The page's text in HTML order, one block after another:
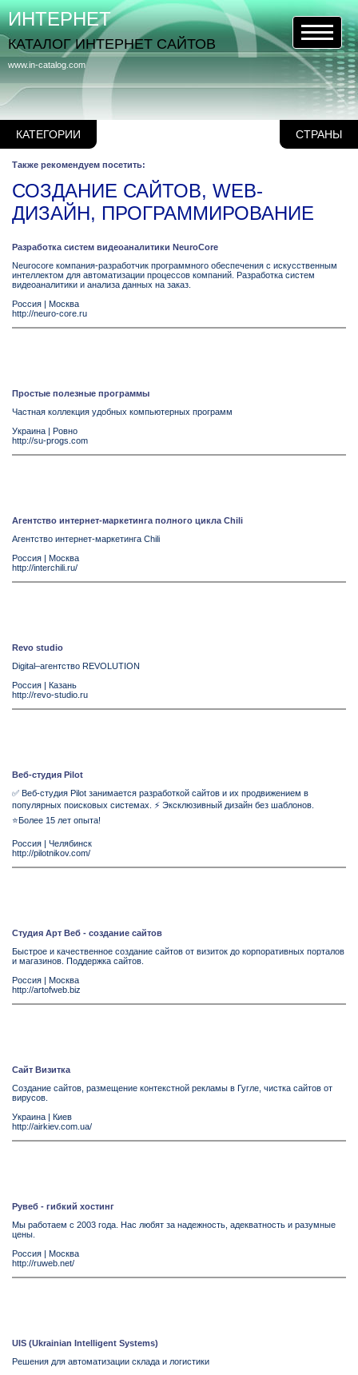
КАТЕГОРИИ СТРАНЫ
www.in-catalog.com
ИНТЕРНЕТ
КАТАЛОГ ИНТЕРНЕТ САЙТОВ
Также рекомендуем посетить:
СОЗДАНИЕ САЙТОВ, WEB-
ДИЗАЙН, ПРОГРАММИРОВАНИЕ
Разработка систем видеоаналитики NeuroCore
Neurocore компания-разработчик программного обеспечения с искусственным
интеллектом для автоматизации процессов компаний. Разработка систем
видеоаналитики и анализа данных на заказ.
Россия | Москва
http://neuro-core.ru
Простые полезные программы
Частная коллекция удобных компьютерных программ
Украина | Ровно
http://su-progs.com
Агентство интернет-маркетинга полного цикла Chili
Агентство интернет-маркетинга Chili
Россия | Москва
http://interchili.ru/
Revo studio
Digital–агентство REVOLUTION
Россия | Казань
http://revo-studio.ru
Веб-студия Pilot
✅ Веб-студия Pilot занимается разработкой сайтов и их продвижением в
популярных поисковых системах. ⚡ Эксклюзивный дизайн без шаблонов.
⭐Более 15 лет опыта!
Россия | Челябинск
http://pilotnikov.com/
Студия Арт Веб - создание сайтов
Быстрое и качественное создание сайтов от визиток до корпоративных порталов
и магазинов. Поддержка сайтов.
Россия | Москва
http://artofweb.biz
Сайт Визитка
Создание сайтов, размещение контекстной рекламы в Гугле, чистка сайтов от
вирусов.
Украина | Киев
http://airkiev.com.ua/
Рувеб - гибкий хостинг
Мы работаем с 2003 года. Нас любят за надежность, адекватность и разумные
цены.
Россия | Москва
http://ruweb.net/
UIS (Ukrainian Intelligent Systems)
Решения для автоматизации склада и логистики